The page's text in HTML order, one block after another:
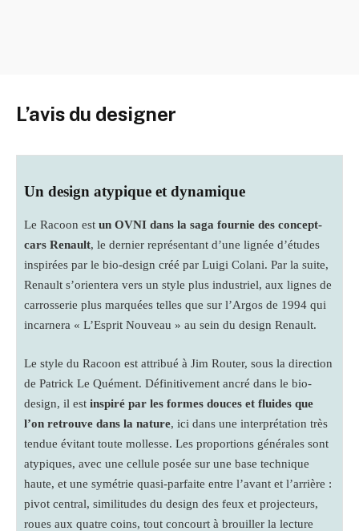
L’avis du designer
Un design atypique et dynamique
Le Racoon est un OVNI dans la saga fournie des concept-
cars Renault, le dernier représentant d’une lignée d’études
inspirées par le bio-design créé par Luigi Colani. Par la suite,
Renault s’orientera vers un style plus industriel, aux lignes de
carrosserie plus marquées telles que sur l’Argos de 1994 qui
incarnera « L’Esprit Nouveau » au sein du design Renault.
Le style du Racoon est attribué à Jim Router, sous la direction
de Patrick Le Quément. Définitivement ancré dans le bio-
design, il est inspiré par les formes douces et fluides que
l’on retrouve dans la nature, ici dans une interprétation très
tendue évitant toute mollesse. Les proportions générales sont
atypiques, avec une cellule posée sur une base technique
haute, et une symétrie quasi-parfaite entre l’avant et l’arrière :
pivot central, similitudes du design des feux et projecteurs,
roues aux quatre coins, tout concourt à brouiller la lecture